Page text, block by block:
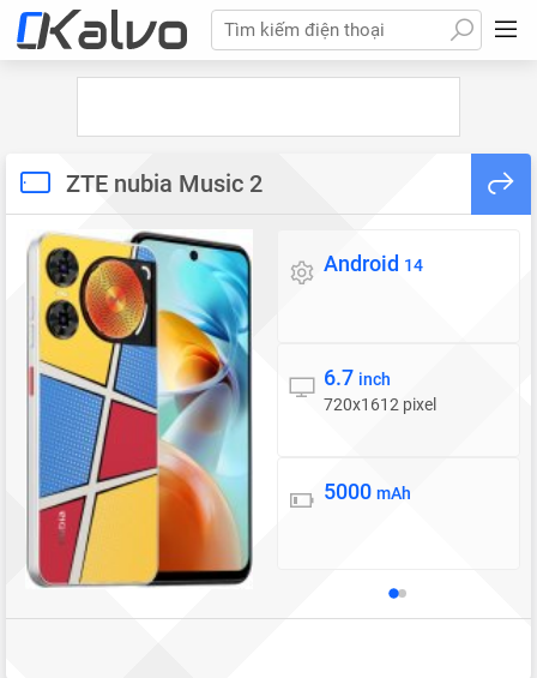
Tìm kiếm điện thoại
ZTE nubia Music 2
Hệ điều hành
Android 14
Màn hình
6.7 inch
720x1612 pixel
Pin
5000 mAh